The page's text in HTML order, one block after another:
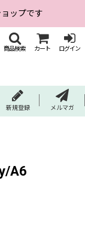
ップです
商品検索 カート ログイン
新規登録 メルマガ
A6